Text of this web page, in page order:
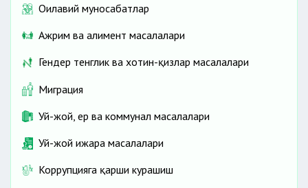
Оилавий муносабатлар
Ажрим ва алимент масалалари
Гендер тенглик ва хотин-қизлар масалалари
Миграция
Уй-жой, ер ва коммунал масалалари
Уй-жой ижара масалалари
Коррупцияга қарши курашиш